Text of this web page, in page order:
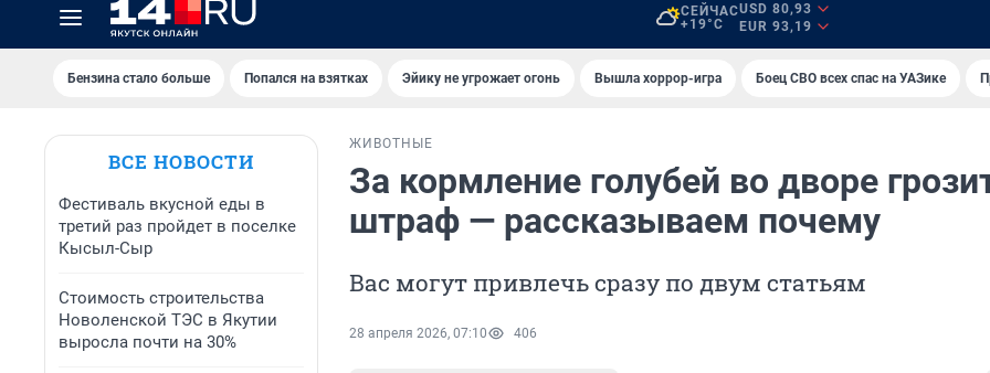
СЕЙЧАС
+19°C
USD 80,93
EUR 93,19
Бензина стало больше Попался на взятках Эйику не угрожает огонь Вышла хоррор-игра Боец СВО всех спас на УАЗике
ВСЕ НОВОСТИ
Фестиваль вкусной еды в
третий раз пройдет в поселке
Кысыл-Сыр
Стоимость строительства
Новоленской ТЭС в Якутии
выросла почти на 30%
ЖИВОТНЫЕ
За кормление голубей во дворе
штраф — рассказываем почему
Вас могут привлечь сразу по двум статьям
28 апреля 2026, 07:10 406